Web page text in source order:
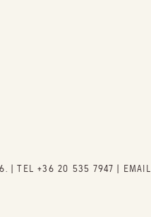
| TEL+36 20 535 7947 | EMAIL